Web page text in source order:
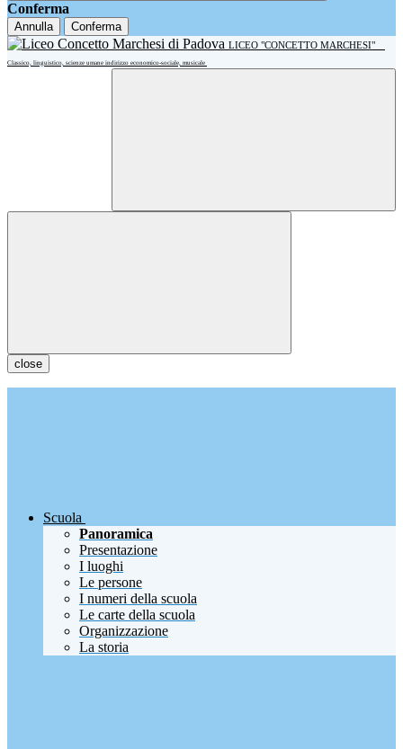
Conferma
Annulla Conferma
LICEO "CONCETTO MARCHESI"
Classico, linguistico, scienze umane indirizzo economico-sociale, musicale
close
Scuola
Panoramica
Presentazione
I luoghi
Le persone
I numeri della scuola
Le carte della scuola
Organizzazione
La storia